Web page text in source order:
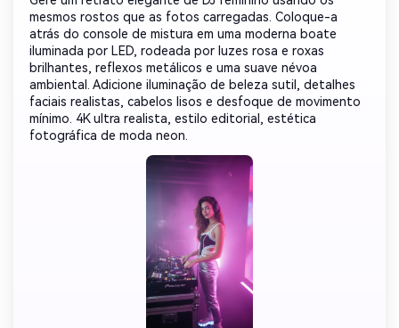
mesmos rostos que as fotos carregadas. Coloque-a
atrás do console de mistura em uma moderna boate
iluminada por LED, rodeada por luzes rosa e roxas
brilhantes, reflexos metálicos e uma suave névoa
ambiental. Adicione iluminação de beleza sutil, detalhes
faciais realistas, cabelos lisos e desfoque de movimento
mínimo. 4K ultra realista, estilo editorial, estética
fotográfica de moda neon.